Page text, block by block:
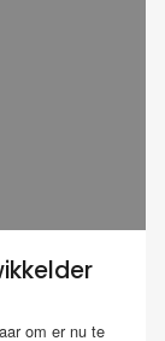
om er nu te